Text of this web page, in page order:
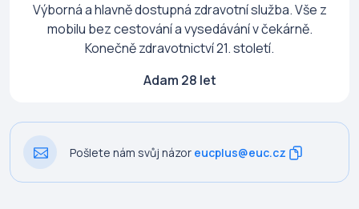
Výborná a hlavně dostupná zdravotní služba. Vše z
mobilu bez cestování a vysedávání v čekárně.
Konečně zdravotnictví 21. století.
Adam 28 let
Pošlete nám svůj názor eucplus@euc.cz